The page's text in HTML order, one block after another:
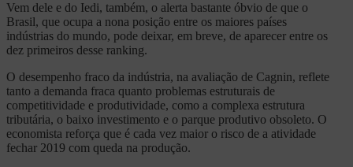
Vem dele e do Iedi, também, o alerta bastante óbvio de que o
Brasil, que ocupa a nona posição entre os maiores países
indústrias do mundo, pode deixar, em breve, de aparecer entre os
dez primeiros desse ranking.
O desempenho fraco da indústria, na avaliação de Cagnin, reflete
tanto a demanda fraca quanto problemas estruturais de
competitividade e produtividade, como a complexa estrutura
tributária, o baixo investimento e o parque produtivo obsoleto. O
economista reforça que é cada vez maior o risco de a atividade
fechar 2019 com queda na produção.